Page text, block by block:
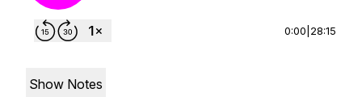
0:00 28:15
Show Notes